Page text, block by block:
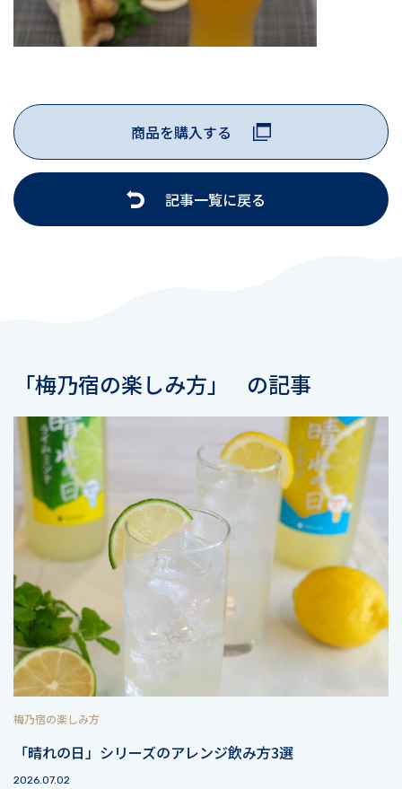
商品を購入する
記事一覧に戻る
「梅乃宿の楽しみ方」 の記事
梅乃宿の楽しみ方
「晴れの日」シリーズのアレンジ飲み方3選
2026.07.02